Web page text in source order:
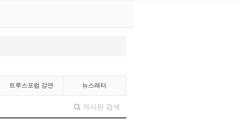
트루스포럼 강연 뉴스레터
게시판 검색